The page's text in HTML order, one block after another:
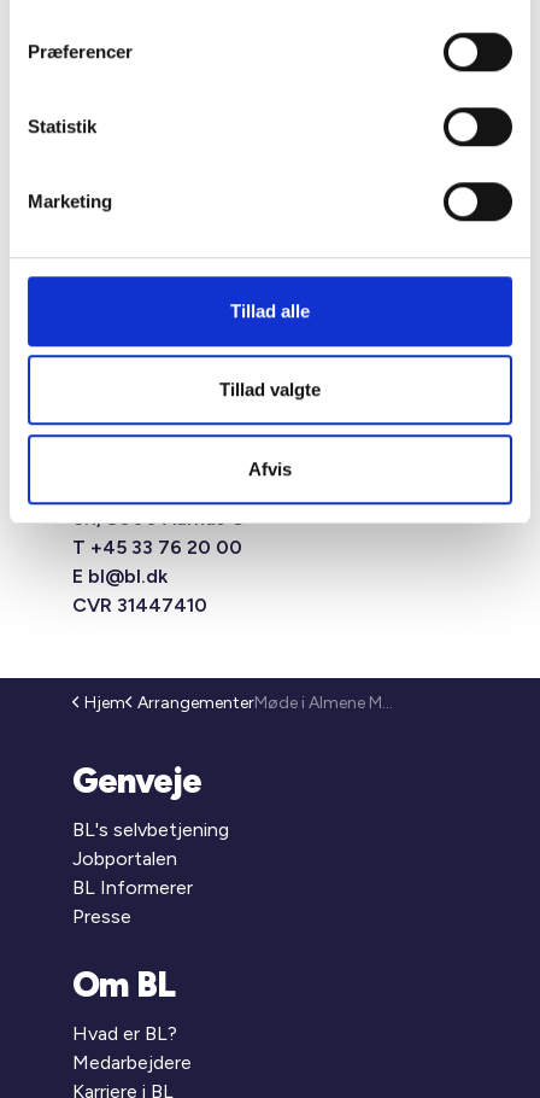
Præferencer
Statistik
Marketing
Tillad alle
Tillad valgte
Afvis
Studiestræde 50,
6.1, 8000 Aarhus C
T +45 33 76 20 00
E bl@bl.dk
CVR 31447410
Hjem Arrangementer Møde i Almene Mål Udvalget (26-88)
Genveje
BL's selvbetjening
Jobportalen
BL Informerer
Presse
Om BL
Hvad er BL?
Medarbejdere
Karriere i BL